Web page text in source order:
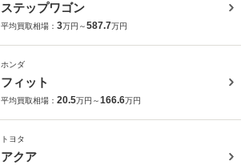
ステップワゴン
平均買取相場： 3万円～587.7万円
ホンダ
フィット
平均買取相場： 20.5万円～166.6万円
トヨタ
アクア